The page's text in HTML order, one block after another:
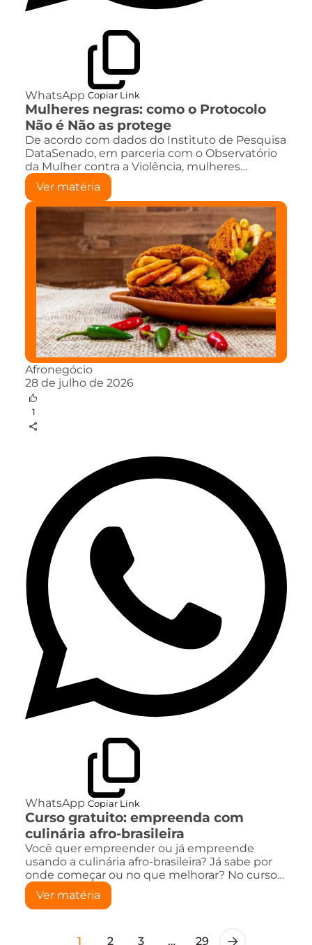
WhatsApp Copiar Link
Mulheres negras: como o Protocolo
Não é Não as protege
De acordo com dados do Instituto de Pesquisa
DataSenado, em parceria com o Observatório
da Mulher contra a Violência, mulheres…
Ver matéria
Afronegócio
28 de julho de 2026
1
WhatsApp Copiar Link
Curso gratuito: empreenda com
culinária afro-brasileira
Você quer empreender ou já empreende
usando a culinária afro-brasileira? Já sabe por
onde começar ou no que melhorar? No curso…
Ver matéria
1 2 3 … 29